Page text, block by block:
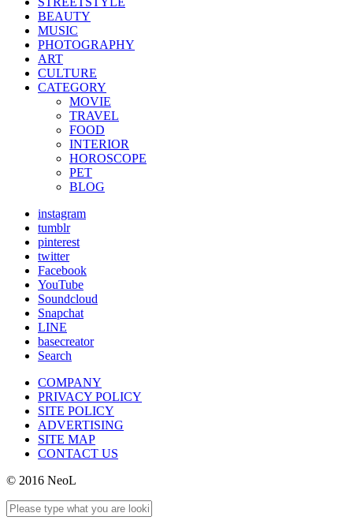
BEAUTY
MUSIC
PHOTOGRAPHY
ART
CULTURE
CATEGORY
MOVIE
TRAVEL
FOOD
INTERIOR
HOROSCOPE
PET
BLOG
instagram
tumblr
pinterest
twitter
Facebook
YouTube
Soundcloud
Snapchat
LINE
basecreator
Search
COMPANY
PRIVACY POLICY
SITE POLICY
ADVERTISING
SITE MAP
CONTACT US
© 2016 NeoL